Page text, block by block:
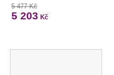
5 477 Kč
5 203 Kč